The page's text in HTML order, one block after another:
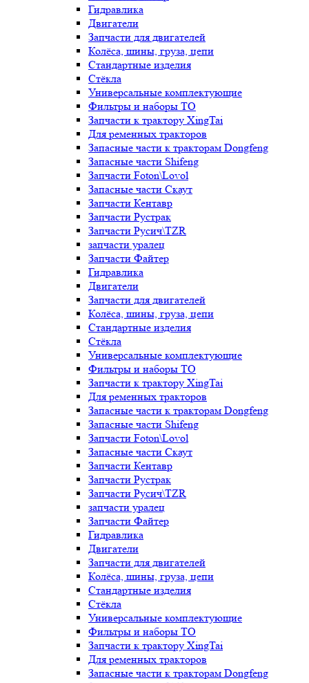
Гидравлика
Двигатели
Запчасти для двигателей
Колёса, шины, груза, цепи
Стандартные изделия
Стёкла
Универсальные комплектующие
Фильтры и наборы ТО
Запчасти к трактору XingTai
Для ременных тракторов
Запасные части к тракторам Dongfeng
Запасные части Shifeng
Запчасти Foton\Lovol
Запасные части Скаут
Запчасти Кентавр
Запчасти Рустрак
Запчасти Русич\TZR
запчасти уралец
Запчасти Файтер
Гидравлика
Двигатели
Запчасти для двигателей
Колёса, шины, груза, цепи
Стандартные изделия
Стёкла
Универсальные комплектующие
Фильтры и наборы ТО
Запчасти к трактору XingTai
Для ременных тракторов
Запасные части к тракторам Dongfeng
Запасные части Shifeng
Запчасти Foton\Lovol
Запасные части Скаут
Запчасти Кентавр
Запчасти Рустрак
Запчасти Русич\TZR
запчасти уралец
Запчасти Файтер
Гидравлика
Двигатели
Запчасти для двигателей
Колёса, шины, груза, цепи
Стандартные изделия
Стёкла
Универсальные комплектующие
Фильтры и наборы ТО
Запчасти к трактору XingTai
Для ременных тракторов
Запасные части к тракторам Dongfeng